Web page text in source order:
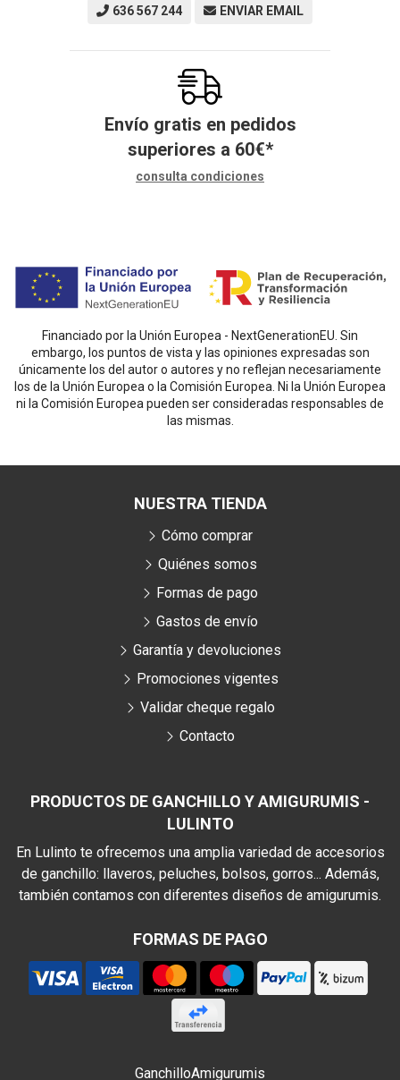
636 567 244 ENVIAR EMAIL
Envío gratis en pedidos
superiores a 60€*
consulta condiciones
Financiado por la Unión Europea - NextGenerationEU. Sin
embargo, los puntos de vista y las opiniones expresadas son
únicamente los del autor o autores y no reflejan necesariamente
los de la Unión Europea o la Comisión Europea. Ni la Unión Europea
ni la Comisión Europea pueden ser consideradas responsables de
las mismas.
PRODUCTOS DE GANCHILLO Y AMIGURUMIS -
LULINTO
En Lulinto te ofrecemos una amplia variedad de accesorios
de ganchillo: llaveros, peluches, bolsos, gorros... Además,
también contamos con diferentes diseños de amigurumis.
FORMAS DE PAGO
NUESTRA TIENDA
Cómo comprar
Quiénes somos
Formas de pago
Gastos de envío
Garantía y devoluciones
Promociones vigentes
Validar cheque regalo
Contacto
GanchilloAmigurumis